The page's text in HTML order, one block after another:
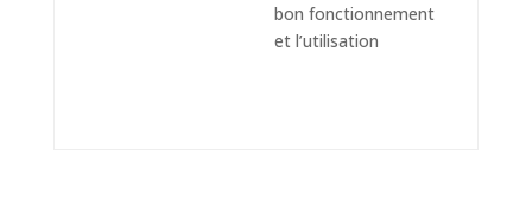
bon fonctionnement
et l’utilisation